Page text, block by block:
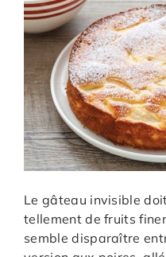
Le gâteau invisible
tellement de fruits
semble disparaître